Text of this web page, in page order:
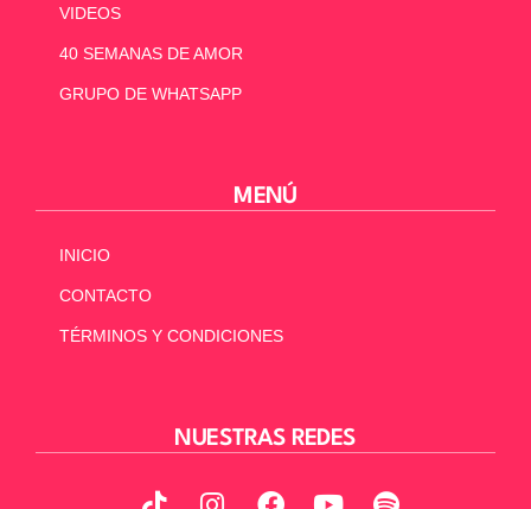
VIDEOS
40 SEMANAS DE AMOR
GRUPO DE WHATSAPP
MENÚ
INICIO
CONTACTO
TÉRMINOS Y CONDICIONES
NUESTRAS REDES